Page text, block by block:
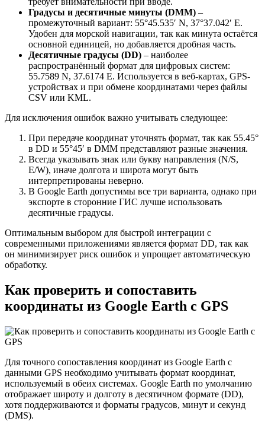
Градусы и десятичные минуты (DMM) –
промежуточный вариант: 55°45.535′ N, 37°37.042′ E.
Удобен для морской навигации, так как минута остаётся
основной единицей, но добавляется дробная часть.
Десятичные градусы (DD) – наиболее
распространённый формат для цифровых систем:
55.7589 N, 37.6174 E. Используется в веб-картах, GPS-
устройствах и при обмене координатами через файлы
CSV или KML.
Для исключения ошибок важно учитывать следующее:
При передаче координат уточнять формат, так как 55.45°
в DD и 55°45′ в DMM представляют разные значения.
Всегда указывать знак или букву направления (N/S,
E/W), иначе долгота и широта могут быть
интерпретированы неверно.
В Google Earth допустимы все три варианта, однако при
экспорте в сторонние ГИС лучше использовать
десятичные градусы.
Оптимальным выбором для быстрой интеграции с
современными приложениями является формат DD, так как
он минимизирует риск ошибок и упрощает автоматическую
обработку.
Как проверить и сопоставить
координаты из Google Earth с GPS
Для точного сопоставления координат из Google Earth с
данными GPS необходимо учитывать формат координат,
используемый в обеих системах. Google Earth по умолчанию
отображает широту и долготу в десятичном формате (DD),
хотя поддерживаются и форматы градусов, минут и секунд
(DMS).